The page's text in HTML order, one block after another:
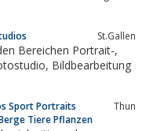
St.Gallen
Bereichen Portrait-,
Sport Portraits
Tiere Pflanzen
Thun